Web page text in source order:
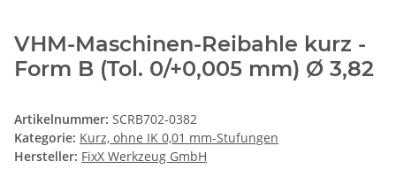
VHM-Maschinen-Reibahle kurz -
Form B (Tol. 0/+0,005 mm) Ø 3,82
Artikelnummer: SCRB702-0382
Kategorie: Kurz, ohne IK 0,01 mm-Stufungen
Hersteller: FixX Werkzeug GmbH